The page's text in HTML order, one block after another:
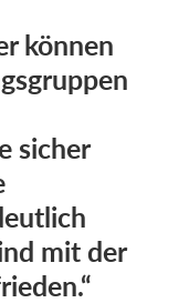
können
sicher
mit der